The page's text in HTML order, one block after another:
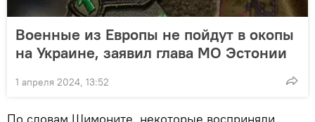
Военные из Европы не пойдут в окопы
на Украине, заявил глава МО Эстонии
1 апреля 2024, 13:52
По словам Шимоните, некоторые восприняли